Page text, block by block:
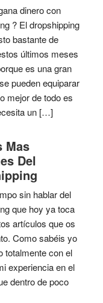
dinero con
? El dropshipping
bastante de
últimos meses
es una gran
pueden equiparar
mejor de todo es
un […]
Mas
Del
sin hablar del
que hoy ya toca
artículos que os
Como sabéis yo
totalmente con el
experiencia en el
dentro de poco